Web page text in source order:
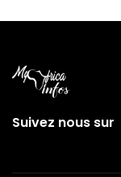
Suivez nous sur